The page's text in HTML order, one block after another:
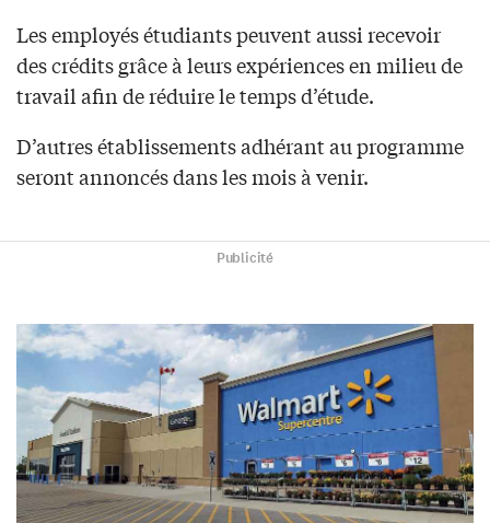
Les employés étudiants peuvent aussi recevoir
des crédits grâce à leurs expériences en milieu de
travail afin de réduire le temps d’étude.
D’autres établissements adhérant au programme
seront annoncés dans les mois à venir.
Publicité